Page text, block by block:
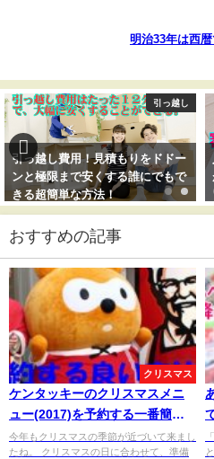
明治33年は西
引っ越し
引っ越し費用！見積もりをドドー
ンと極限まで安くする誰にでもで
きる超簡単な方法！
おすすめの記事
クリスマス
ケンタッキーのクリスマスメニ
ュー(2017)を予約する一番簡単
な方法！
今年もクリスマスの季節が近づいて来まし
たね。 クリスマスの日に合わせて、準備